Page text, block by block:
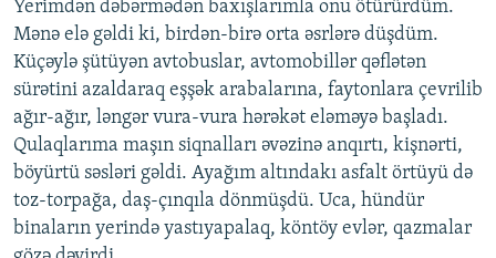
Yerimdən dəbərmədən baxışlarımla onu ötürürdüm.
Mənə elə gəldi ki, birdən-birə orta əsrlərə düşdüm.
Küçəylə şütüyən avtobuslar, avtomobillər qəflətən
sürətini azaldaraq eşşək arabalarına, faytonlara çevrilib
ağır-ağır, ləngər vura-vura hərəkət eləməyə başladı.
Qulaqlarıma maşın siqnalları əvəzinə anqırtı, kişnərti,
böyürtü səsləri gəldi. Ayağım altındakı asfalt örtüyü də
toz-torpağa, daş-çınqıla dönmüşdü. Uca, hündür
binaların yerində yastıyapalaq, köntöy evlər, qazmalar